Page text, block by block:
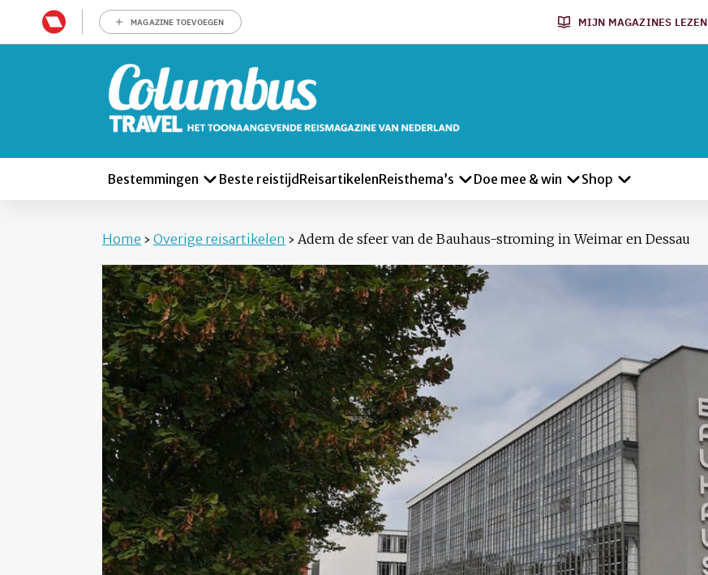
MAGAZINE TOEVOEGEN MIJN MAGAZINES LEZEN
Bestemmingen Beste reistijd ReisartikelenReisthema’s Doe mee & win Shop
Home › Overige reisartikelen › Adem de sfeer van de Bauhaus-stroming in Weimar en Dessau